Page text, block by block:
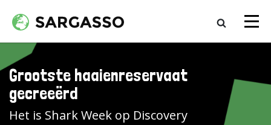
Grootste haaienreservaat
gecreeërd
Het is Shark Week op Discovery